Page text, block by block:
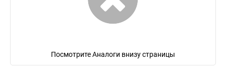
Посмотрите Аналоги внизу страницы